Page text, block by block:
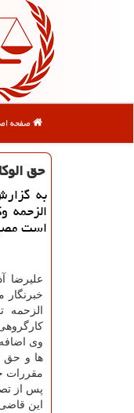
صفحه
حق
به
الزحمه
است
علیرضا
الزحمه
وی
ها و حق
مقررات
پس از
این